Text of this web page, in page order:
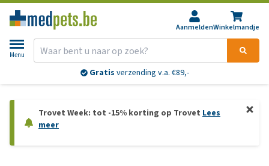
AanmeldenWinkelmandje
Menu
Gratis verzending v.a. €89,-
Trovet Week: tot -15% korting op Trovet Lees
meer